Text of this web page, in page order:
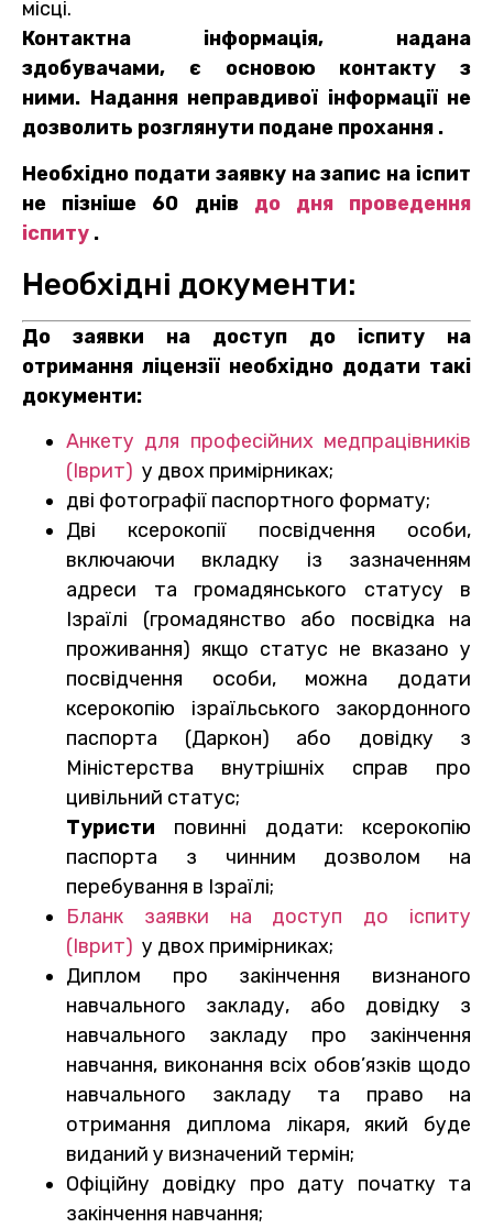
місці.
Контактна інформація, надана
здобувачами, є основою контакту з
ними. Надання неправдивої інформації не
дозволить розглянути подане прохання .
Необхідно подати заявку на запис на іспит
не пізніше 60 днів до дня проведення
іспиту .
Необхідні документи:
До заявки на доступ до іспиту на
отримання ліцензії необхідно додати такі
документи:
Анкету для професійних медпрацівників
(Іврит) у двох примірниках;
дві фотографії паспортного формату;
Дві ксерокопії посвідчення особи,
включаючи вкладку із зазначенням
адреси та громадянського статусу в
Ізраїлі (громадянство або посвідка на
проживання) якщо статус не вказано у
посвідчення особи, можна додати
ксерокопію ізраїльського закордонного
паспорта (Даркон) або довідку з
Міністерства внутрішніх справ про
цивільний статус;
Туристи повинні додати: ксерокопію
паспорта з чинним дозволом на
перебування в Ізраїлі;
Бланк заявки на доступ до іспиту
(Іврит) у двох примірниках;
Диплом про закінчення визнаного
навчального закладу, або довідку з
навчального закладу про закінчення
навчання, виконання всіх обов’язків щодо
навчального закладу та право на
отримання диплома лікаря, який буде
виданий у визначений термін;
Офіційну довідку про дату початку та
закінчення навчання;